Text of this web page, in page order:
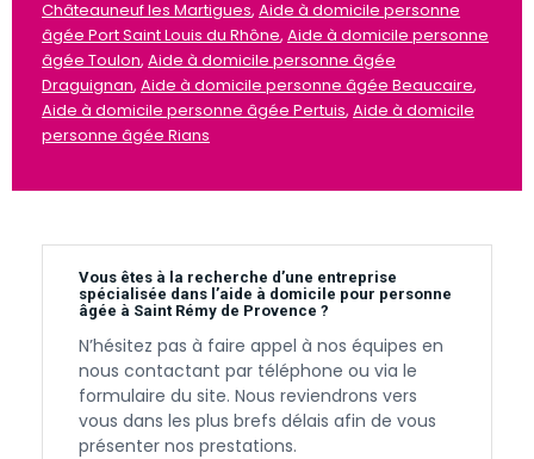
Châteauneuf les Martigues, Aide à domicile personne
âgée Port Saint Louis du Rhône, Aide à domicile personne
âgée Toulon, Aide à domicile personne âgée
Draguignan, Aide à domicile personne âgée Beaucaire,
Aide à domicile personne âgée Pertuis, Aide à domicile
personne âgée Rians
Vous êtes à la recherche d’une entreprise
spécialisée dans l’aide à domicile pour personne
âgée à Saint Rémy de Provence ?
N’hésitez pas à faire appel à nos équipes en
nous contactant par téléphone ou via le
formulaire du site. Nous reviendrons vers
vous dans les plus brefs délais afin de vous
présenter nos prestations.